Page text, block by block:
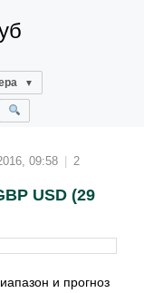
09:58
2
USD (29
и прогноз